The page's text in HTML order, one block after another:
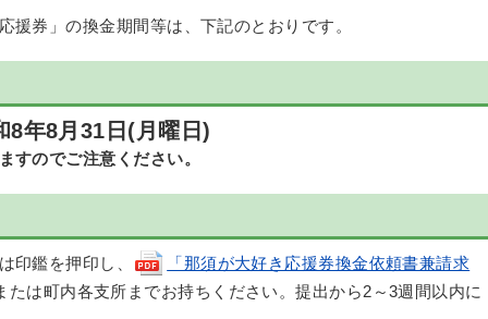
援券」の換金期間等は、下記のとおりです。
8年8月31日(月曜日)
すのでご注意ください。
印鑑を押印し、
「那須が大好き応援券換金依頼書兼請求
たは町内各支所までお持ちください。提出から2～3週間以内に